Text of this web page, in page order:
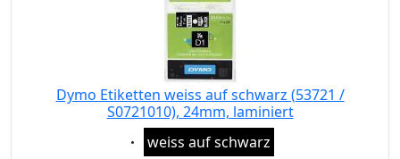
Dymo Etiketten weiss auf schwarz (53721 /
S0721010), 24mm, laminiert
Eigenschaft:
weiss auf schwarz